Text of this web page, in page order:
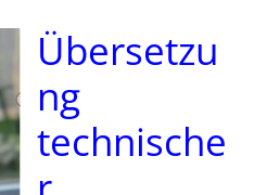
Übersetzu
ng
technische